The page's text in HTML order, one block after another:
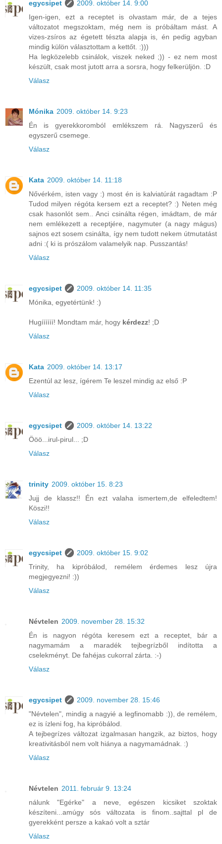
egycsipet
2009. október 14. 9:00
Igen-igen, ezt a receptet is olvastam már, de a tejes
változatot megszoktam, még nem is próbáltam mást. A
vizes-zsíros az égetett tészta alapja is, én pedig agyban
mindig külön választottam a kettőt. :)))
Ha legközelebb csinálok, viszek neked ;)) - ez nem most
készült, csak most jutott arra a sorsra, hogy felkerüljön. :D
Válasz
Mónika 2009. október 14. 9:23
Én is gyerekkoromból emlékszem rá. Nagyszerű és
egyszerű csemege.
Válasz
Kata 2009. október 14. 11:18
Nővérkém, isten vagy :) most én is kalviatúrát ragadtam :P
Tudod milyen régóta kersem ezt a receptet? :) Neten még
csak hasonlót sem.. Anci csinálta régen, imádtam, de már
nem emlékezett a receptjére, nagymuter (a nagy mágus)
sajnos ezt sosem csinálta, így nem tudott nekem útmutatást
adni :( ki is prószálom valamelyik nap. Pusszantás!
Válasz
egycsipet
2009. október 14. 11:35
Mónika, egyetértünk! :)
Hugíííííí! Mondtam már, hogy kérdezz! ;D
Válasz
Kata 2009. október 14. 13:17
Ezentúl az lesz, ígérem Te leszel mindig az első :P
Válasz
egycsipet
2009. október 14. 13:22
Ööö...irul-pirul... ;D
Válasz
trinity 2009. október 15. 8:23
Jujj de klassz!! Én ezt valaha ismertem,de elfeledtem!
Köszi!!
Válasz
egycsipet
2009. október 15. 9:02
Trinity, ha kipróbálod, remélem érdemes lesz újra
megjegyezni! :))
Válasz
Névtelen 2009. november 28. 15:32
Én is nagyon régóta keresem ezt a receptet, bár a
nagymamám a maradék tejbegrízből indította a
cselekményt. De fahéjas cukorral zárta. :-)
Válasz
egycsipet
2009. november 28. 15:46
"Névtelen", mindig a nagyié a legfinomabb :)), de remélem,
ez is ízleni fog, ha kipróbálod.
A tejbegrízes változat izgalmasan hangzik, az biztos, hogy
kreativitásból nem volt hiánya a nagymamádnak. :)
Válasz
Névtelen 2011. február 9. 13:24
nálunk "Egérke" a neve, egészen kicsiket szoktak
készíteni...amúgy sós változata is finom..sajttal pl de
gyerekként persze a kakaó volt a sztár
Válasz